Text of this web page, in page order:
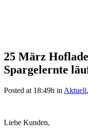
25 März
Spargelernte
Posted at 18:49h in Aktuell,
Liebe Kunden,